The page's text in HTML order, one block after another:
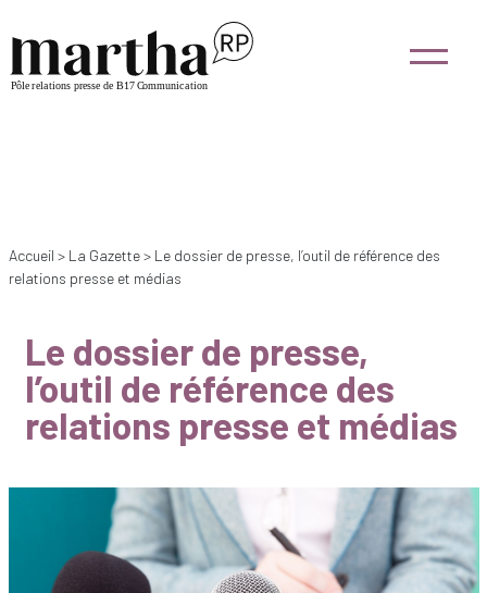
Accueil > La Gazette> Le dossier de presse, l’outil de référence des
relations presse et médias
Le dossier de presse,
l’outil de référence des
relations presse et médias